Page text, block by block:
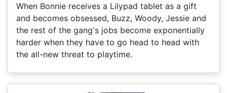
When Bonnie receives a Lilypad tablet as a gift
and becomes obsessed, Buzz, Woody, Jessie and
the rest of the gang's jobs become exponentially
harder when they have to go head to head with
the all-new threat to playtime.